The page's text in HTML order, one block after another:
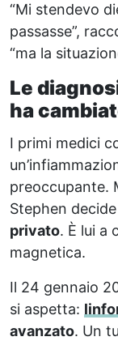
“Mi stendevo
passasse”,
“ma la
Le
ha
I primi medici
preoccupante.
Stephen
privato. È lui a
magnetica.
Il 24 gennaio
si aspetta:
avanzato. Un